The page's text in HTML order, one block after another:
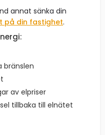
annat sänka din
på din fastighet.
bränslen
av elpriser
tillbaka till elnätet